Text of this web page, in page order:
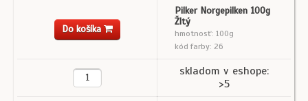
Do košíka
Pilker Norgepilken 100g
Žltý
hmotnosť: 100g
kód farby: 26
skladom v eshope:
>5